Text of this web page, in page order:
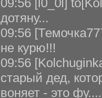
09:56 [l0_0l]
дотяну...
09:56
не курю!!!
09:56
старый дед,
воняет - это фу....